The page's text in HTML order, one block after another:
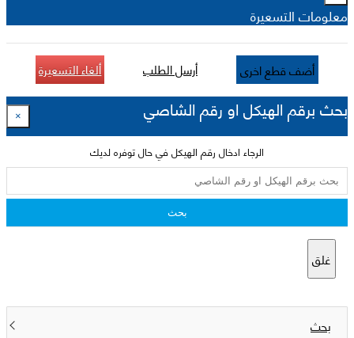
معلومات التسعيرة
أضف قطع اخرى أرسل الطلب ألغاء التسعيرة
بحث برقم الهيكل او رقم الشاصي ×
الرجاء ادخال رقم الهيكل في حال توفره لديك
بحث
غلق
بحث